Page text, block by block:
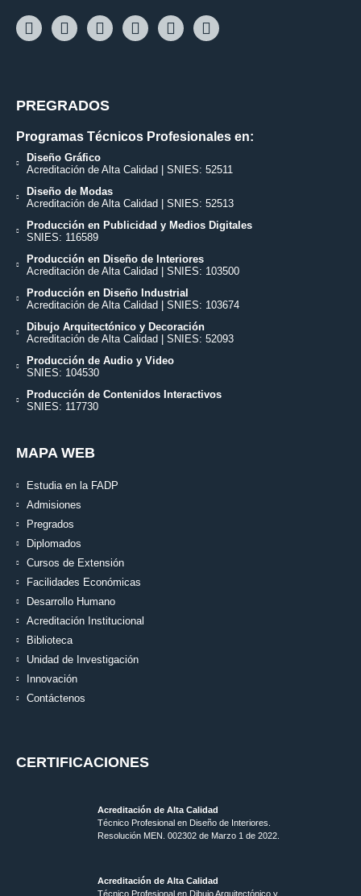
PREGRADOS
Programas Técnicos Profesionales en:
Diseño Gráfico
Acreditación de Alta Calidad | SNIES: 52511
Diseño de Modas
Acreditación de Alta Calidad | SNIES: 52513
Producción en Publicidad y Medios Digitales
SNIES: 116589
Producción en Diseño de Interiores
Acreditación de Alta Calidad | SNIES: 103500
Producción en Diseño Industrial
Acreditación de Alta Calidad | SNIES: 103674
Dibujo Arquitectónico y Decoración
Acreditación de Alta Calidad | SNIES: 52093
Producción de Audio y Video
SNIES: 104530
Producción de Contenidos Interactivos
SNIES: 117730
MAPA WEB
Estudia en la FADP
Admisiones
Pregrados
Diplomados
Cursos de Extensión
Facilidades Económicas
Desarrollo Humano
Acreditación Institucional
Biblioteca
Unidad de Investigación
Innovación
Contáctenos
CERTIFICACIONES
Acreditación de Alta Calidad
Técnico Profesional en Diseño de Interiores.
Resolución MEN. 002302 de Marzo 1 de 2022.
Acreditación de Alta Calidad
Técnico Profesional en Dibujo Arquitectónico y